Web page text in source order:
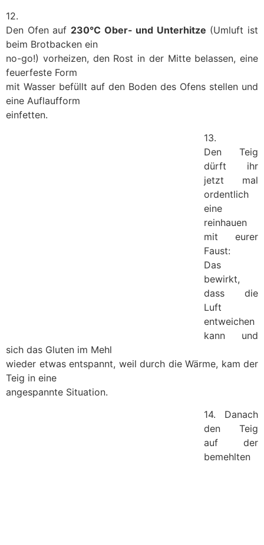
12.
Den Ofen auf 230°C Ober- und Unterhitze (Umluft ist
beim Brotbacken ein
no-go!) vorheizen, den Rost in der Mitte belassen, eine
feuerfeste Form
mit Wasser befüllt auf den Boden des Ofens stellen und
eine Auflaufform
einfetten.
13.
Den Teig
dürft ihr
jetzt mal
ordentlich
eine
reinhauen
mit eurer
Faust:
Das
bewirkt,
dass die
Luft
entweichen
kann und
sich das Gluten im Mehl
wieder etwas entspannt, weil durch die Wärme, kam der
Teig in eine
angespannte Situation.
14. Danach
den Teig
auf der
bemehlten